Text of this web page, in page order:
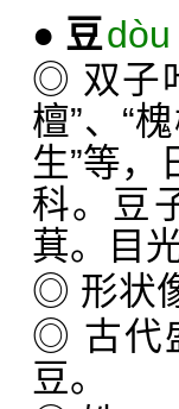
● 豆dòu
◎ 双子
檀”、“
生”等，
科。豆
萁。目
◎ 形状
◎ 古代
豆。